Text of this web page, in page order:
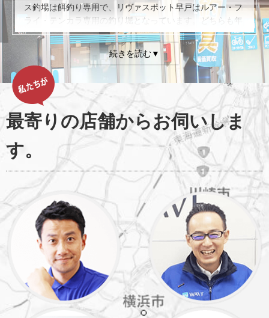
ス釣場は餌釣り専用で、リヴァスポット早戸はルアー・フ
ライ・テンカラ専用の釣り堀となっています。どちらも年
中無休で営業していて、レンタルタックルがありますので
手ぶらで足を運ぶことが可能です。アクセスは車が基本
で、圏央道・相模原I.C.から約30分の道のりです。料金は
早戸川国際マス釣場が１日券3,300円、リヴァスポット早
戸が1日券大人4,100円が基本となっています。リヴァスポ
ット早戸に関しては半日券やアフタヌーン券など利用時間
が異なる料金体系が取られていますので、ご自身の好きな
時間を選んで釣りができるようになっています。狙える魚
種は、ニジマスを主として、季節によってヤマメやコーホ
ーサーモン、イワナなども放流されています。放流は毎日
行っていますので、初心者の方であっても比較的釣りやす
い環境が整っているおすすめの釣り堀です。
最寄りの店舗からお伺いしま
す。